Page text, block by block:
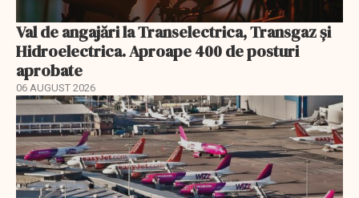
Val de angajări la Transelectrica, Transgaz și
Hidroelectrica. Aproape 400 de posturi
aprobate
06 AUGUST 2026